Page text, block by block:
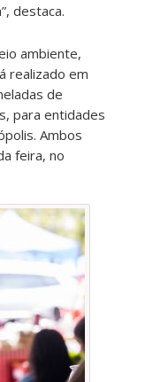
destaca.
ambiente,
realizado em
de
para entidades
Ambos
feira, no